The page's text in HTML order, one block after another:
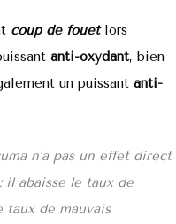
coup de fouetlors
anti-oxydant, bien
un puissant anti-
n’a pas un effet direct
il abaisse le taux de
de mauvais